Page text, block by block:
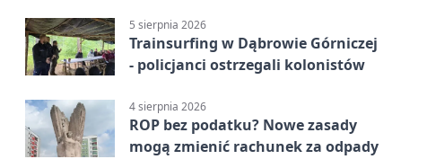
5 sierpnia 2026
Trainsurfing w Dąbrowie Górniczej
- policjanci ostrzegali kolonistów
4 sierpnia 2026
ROP bez podatku? Nowe zasady
mogą zmienić rachunek za odpady